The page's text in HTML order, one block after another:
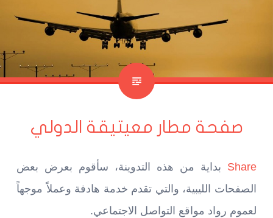
صفحة مطار معيتيقة الدولي
Share بداية من هذه التدوينة، سأقوم بعرض بعض
الصفحات الليبية، والتي تقدم خدمة هادفة وعملاً موجهاً
لعموم رواد مواقع التواصل الاجتماعي.